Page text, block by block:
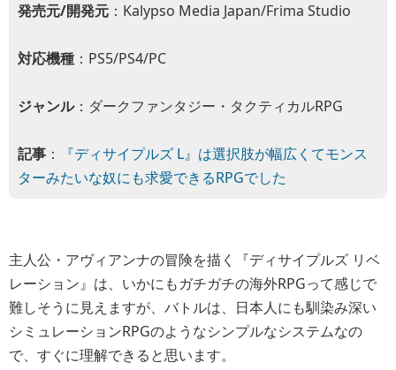
発売元/開発元 ：Kalypso Media Japan/Frima Studio
対応機種 ：PS5/PS4/PC
ジャンル：ダークファンタジー・タクティカルRPG
記事 ：
『ディサイプルズ L』は選択肢が幅広くてモンス
ターみたいな奴にも求愛できるRPGでした
主人公・アヴィアンナの冒険を描く『ディサイプルズ リベ
レーション』は、いかにもガチガチの海外RPGって感じで
難しそうに見えますが、バトルは、日本人にも馴染み深い
シミュレーションRPGのようなシンプルなシステムなの
で、すぐに理解できると思います。